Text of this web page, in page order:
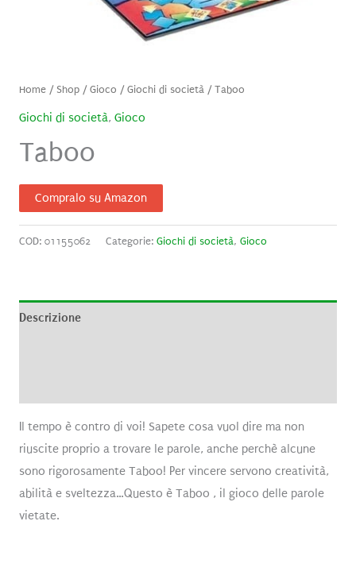
Home/ Shop/Gioco /Giochi di società/ Taboo
Giochi di società, Gioco
Taboo
Compralo su Amazon
COD: 01155062 Categorie: Giochi di società, Gioco
Descrizione
Il tempo è contro di voi! Sapete cosa vuol dire ma non
riuscite proprio a trovare le parole, anche perchè alcune
sono rigorosamente Taboo! Per vincere servono creatività,
abilità e sveltezza…Questo è Taboo , il gioco delle parole
vietate.